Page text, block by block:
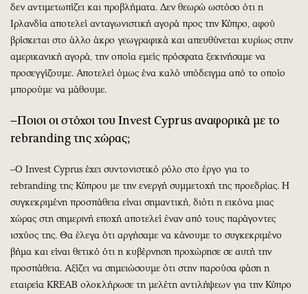
δεν αντιμετωπίζει και προβλήματα. Δεν θεωρώ ωστόσο ότι η
Ιρλανδία αποτελεί ανταγωνιστική αγορά προς την Κύπρο, αφού
βρίσκεται στο άλλο άκρο γεωγραφικά και απευθύνεται κυρίως στην
αμερικανική αγορά, την οποία εμείς πρόσφατα ξεκινήσαμε να
προσεγγίζουμε. Αποτελεί όμως ένα καλό υπόδειγμα από το οποίο
μπορούμε να μάθουμε.
–Ποιοι οι στόχοι του Invest Cyprus αναφορικά με το
rebranding της χώρας;
–O Invest Cyprus έχει συντονιστικό ρόλο στο έργο για το
rebranding της Κύπρου με την ενεργή συμμετοχή της προεδρίας. Η
συγκεκριμένη προσπάθεια είναι σημαντική, διότι η εικόνα μιας
χώρας στη σημερινή εποχή αποτελεί έναν από τους παράγοντες
ισχύος της. Θα έλεγα ότι αργήσαμε να κάνουμε το συγκεκριμένο
βήμα και είναι θετικό ότι η κυβέρνηση προχώρησε σε αυτή την
προσπάθεια. Αξίζει να σημειώσουμε ότι στην παρούσα φάση η
εταιρεία KREAB ολοκλήρωσε τη μελέτη αντιλήψεων για την Κύπρο